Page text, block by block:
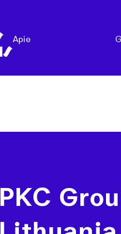
Apie
PKC